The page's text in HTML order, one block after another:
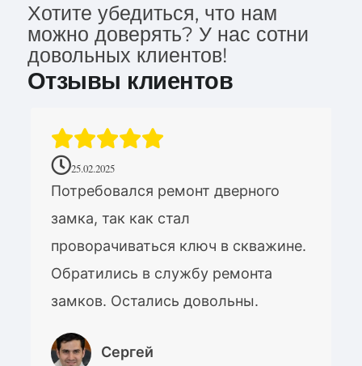
Хотите убедиться, что нам
можно доверять? У нас сотни
довольных клиентов!
Отзывы клиентов
25.02.2025
Потребовался ремонт дверного
замка, так как стал
проворачиваться ключ в скважине.
Обратились в службу ремонта
замков. Остались довольны.
Сергей